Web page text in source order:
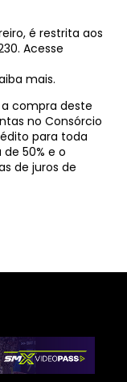
é restrita aos
Acesse
mais.
compra deste
no Consórcio
para toda
50% e o
de juros de